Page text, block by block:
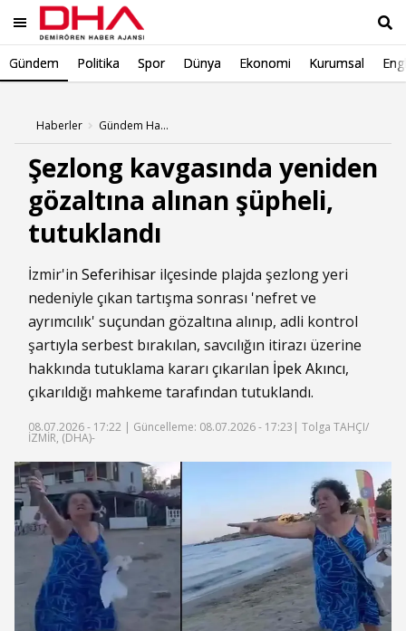
Gündem Politika Spor Dünya Ekonomi Kurumsal
Haberler Gündem Haberleri
Şezlong kavgasında yeniden
gözaltına alınan şüpheli,
tutuklandı
İzmir'in Seferihisar ilçesinde plajda şezlong yeri
nedeniyle çıkan tartışma sonrası 'nefret ve
ayrımcılık' suçundan gözaltına alınıp, adli kontrol
şartıyla serbest bırakılan, savcılığın itirazı üzerine
hakkında tutuklama kararı çıkarılan İpek Akıncı,
çıkarıldığı mahkeme tarafından tutuklandı.
08.07.2026 - 17:22 | Güncelleme: 08.07.2026 - 17:23 | Tolga TAHÇI/
İZMİR, (DHA)-